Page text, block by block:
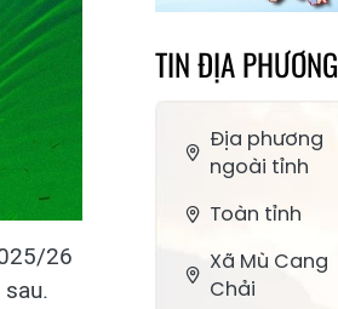
26
TIN ĐỊA PHƯƠNG
Địa phương
ngoài tỉnh
Toàn tỉnh
Xã Mù Cang
Chải